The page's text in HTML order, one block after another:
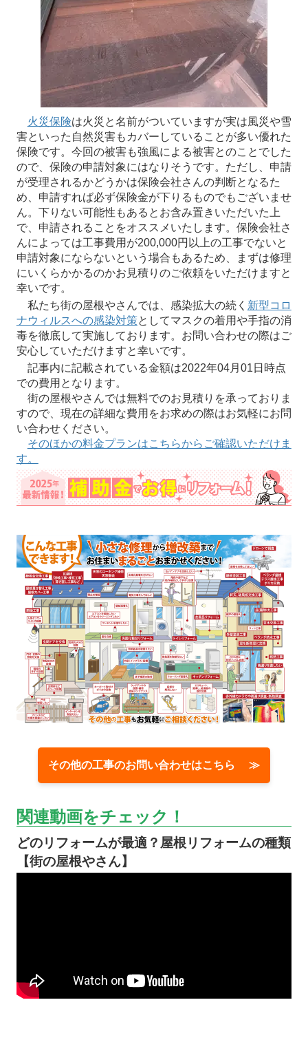
火災保険は火災と名前がついていますが実は風災や雪
害といった自然災害もカバーしていることが多い優れた
保険です。今回の被害も強風による被害とのことでした
ので、保険の申請対象にはなりそうです。ただし、申請
が受理されるかどうかは保険会社さんの判断となるた
め、申請すれば必ず保険金が下りるものでもございませ
ん。下りない可能性もあるとお含み置きいただいた上
で、申請されることをオススメいたします。保険会社さ
んによっては工事費用が200,000円以上の工事でないと
申請対象にならないという場合もあるため、まずは修理
にいくらかかるのかお見積りのご依頼をいただけますと
幸いです。
私たち街の屋根やさんでは、感染拡大の続く 新型コロ
ナウィルスへの感染対策としてマスクの着用や手指の消
毒を徹底して実施しております。お問い合わせの際はご
安心していただけますと幸いです。
記事内に記載されている金額は2022年04月01日時点
での費用となります。
街の屋根やさんでは無料でのお見積りを承っておりま
すので、現在の詳細な費用をお求めの際はお気軽にお問
い合わせください。
そのほかの料金プランはこちらからご確認いただけま
す。
その他の工事のお問い合わせはこちら ≫
関連動画をチェック！
どのリフォームが最適？屋根リフォームの種類
【街の屋根やさん】